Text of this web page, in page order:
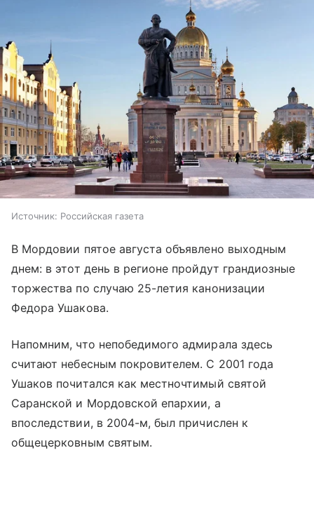
Источник: Российская газета
В Мордовии пятое августа объявлено выходным
днем: в этот день в регионе пройдут грандиозные
торжества по случаю 25-летия канонизации
Федора Ушакова.
Напомним, что непобедимого адмирала здесь
считают небесным покровителем. С 2001 года
Ушаков почитался как местночтимый святой
Саранской и Мордовской епархии, а
впоследствии, в 2004-м, был причислен к
общецерковным святым.